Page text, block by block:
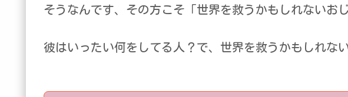
そうなんです、その方こそ「世界を救うかもしれないお
彼はいったい何をしてる人？で、世界を救うかもしれな